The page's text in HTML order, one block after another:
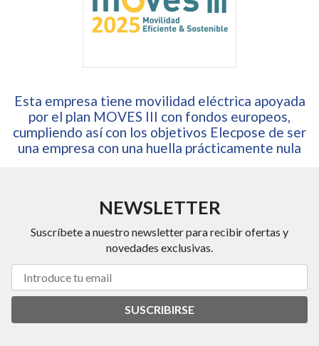
Esta empresa tiene movilidad eléctrica apoyada
por el plan MOVES III con fondos europeos,
cumpliendo así con los objetivos Elecpose de ser
una empresa con una huella prácticamente nula
NEWSLETTER
Suscríbete a nuestro newsletter para recibir ofertas y
novedades exclusivas.
SUSCRIBIRSE